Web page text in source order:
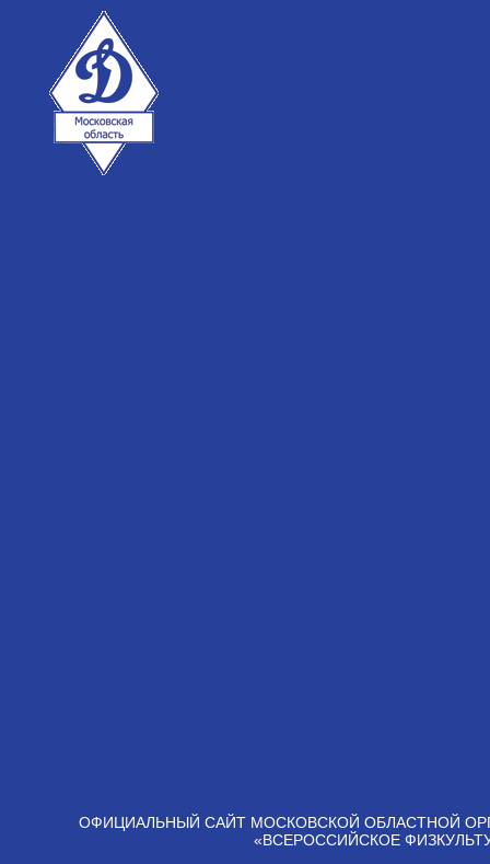
ОФИЦИАЛЬНЫЙ САЙТ МОСКОВСКОЙ ОБЛАСТНОЙ
«ВСЕРОССИЙСКОЕ